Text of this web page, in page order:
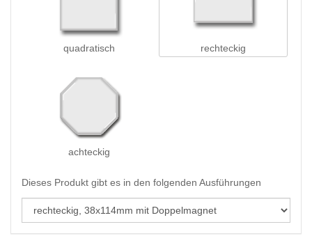
quadratisch rechteckig
achteckig
Dieses Produkt gibt es in den folgenden Ausführungen